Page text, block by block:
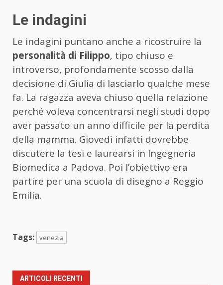
Le indagini
Le indagini puntano anche a ricostruire la
personalità di Filippo, tipo chiuso e
introverso, profondamente scosso dalla
decisione di Giulia di lasciarlo qualche mese
fa. La ragazza aveva chiuso quella relazione
perché voleva concentrarsi negli studi dopo
aver passato un anno difficile per la perdita
della mamma. Giovedì infatti dovrebbe
discutere la tesi e laurearsi in Ingegneria
Biomedica a Padova. Poi l’obiettivo era
partire per una scuola di disegno a Reggio
Emilia.
Tags: venezia
ARTICOLI RECENTI